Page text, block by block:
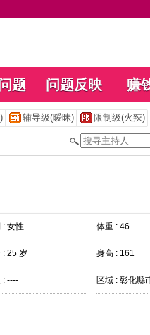
题 问题反映 赚
辅导级(暧昧) 限制级(火辣)
: 女性 体重 : 46
: 25 岁 身高 : 161
: ---- 区域 : 彰化縣